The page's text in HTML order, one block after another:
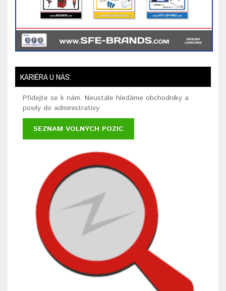
KARIÉRA U NÁS:
Přidejte se k nám. Neustále hledáme obchodníky a
posily do administrativy
SEZNAM VOLNÝCH POZIC